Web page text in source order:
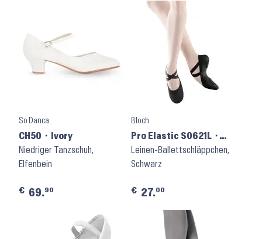
So Danca
CH50 ⬝ Ivory
Niedriger Tanzschuh,
Elfenbein
€ 69.90
Bloch
Pro Elastic S0621L ⬝
Black
Leinen-Ballettschläppchen,
Schwarz
€ 27.00